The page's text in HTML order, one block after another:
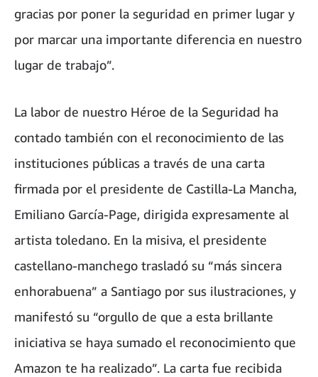
gracias por poner la seguridad en primer lugar y
por marcar una importante diferencia en nuestro
lugar de trabajo”.
La labor de nuestro Héroe de la Seguridad ha
contado también con el reconocimiento de las
instituciones públicas a través de una carta
firmada por el presidente de Castilla-La Mancha,
Emiliano García-Page, dirigida expresamente al
artista toledano. En la misiva, el presidente
castellano-manchego trasladó su “más sincera
enhorabuena” a Santiago por sus ilustraciones, y
manifestó su “orgullo de que a esta brillante
iniciativa se haya sumado el reconocimiento que
Amazon te ha realizado”. La carta fue recibida